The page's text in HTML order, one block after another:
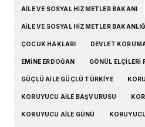
AILE VE SOSYAL HIZMETLER BAKANI
AILE VE SOSYAL HIZMETLER
ÇOCUK HAKLARI DEVLET
EMINE ERDOĞAN GÖNÜL ELÇILERI
GÜÇLÜ AILE GÜÇLÜ TÜRKIYE
KORUYUCU AILE BAŞVURUSU
KORUYUCU AILE GÜNÜ